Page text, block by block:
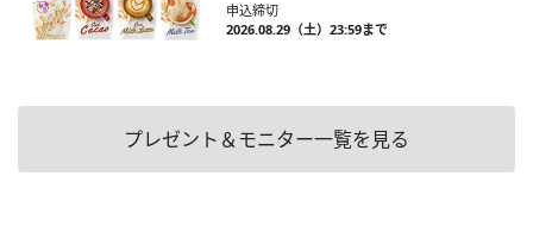
申込締切
2026.08.29（土）23:59まで
プレゼント＆モニター一覧を見る